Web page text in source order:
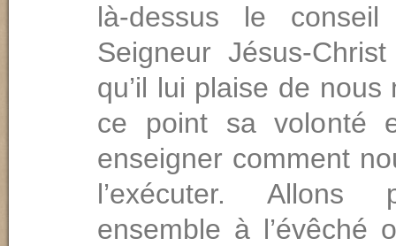
là-dessus le
Seigneur Jésus-
qu’il lui plaise de nous
ce point sa volonté
enseigner comment
l’exécuter. Allons
ensemble à l’évêché